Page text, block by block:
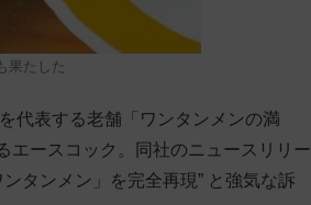
たした
代表する老舗「ワンタンメンの満
エースコック。同社のニュースリリー
タンメン」を完全再現” と強気な訴